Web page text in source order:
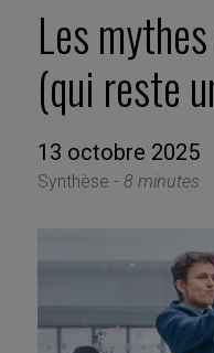
Les
(qui reste
13 octobre 2025
Synthèse - 8 minutes